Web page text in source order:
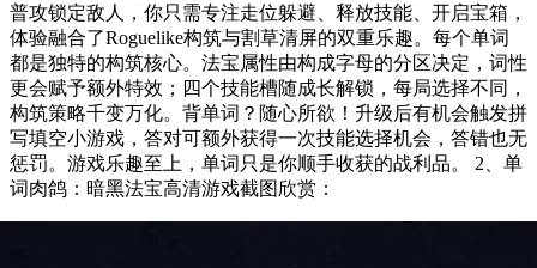
普攻锁定敌人，你只需专注走位躲避、释放技能、开启宝箱，
体验融合了Roguelike构筑与割草清屏的双重乐趣。每个单词
都是独特的构筑核心。法宝属性由构成字母的分区决定，词性
更会赋予额外特效；四个技能槽随成长解锁，每局选择不同，
构筑策略千变万化。背单词？随心所欲！升级后有机会触发拼
写填空小游戏，答对可额外获得一次技能选择机会，答错也无
惩罚。游戏乐趣至上，单词只是你顺手收获的战利品。 2、单
词肉鸽：暗黑法宝高清游戏截图欣赏：